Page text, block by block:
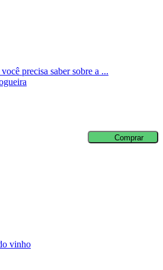
precisa saber sobre a ...
Comprar
vinho